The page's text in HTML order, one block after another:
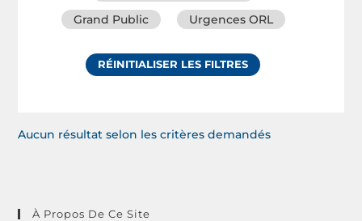
Grand Public
Urgences ORL
RÉINITIALISER LES FILTRES
Aucun résultat selon les critères demandés
À Propos De Ce Site